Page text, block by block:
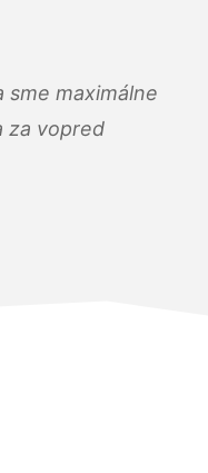
sme maximálne
za vopred